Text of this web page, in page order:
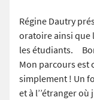
Régine Dautry
oratoire ainsi que
les étudiants.
Mon parcours est
simplement ! Un
et à l’’étranger